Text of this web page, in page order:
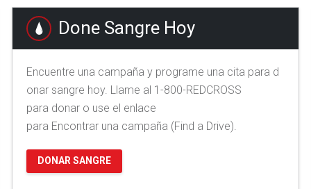
Done Sangre Hoy
Encuentre una campaña y programe una cita para d
onar sangre hoy. Llame al 1-800-REDCROSS
para donar o use el enlace
para Encontrar una campaña (Find a Drive).
DONAR SANGRE